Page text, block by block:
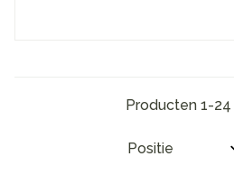
Producten 1-24
Sorteer op: